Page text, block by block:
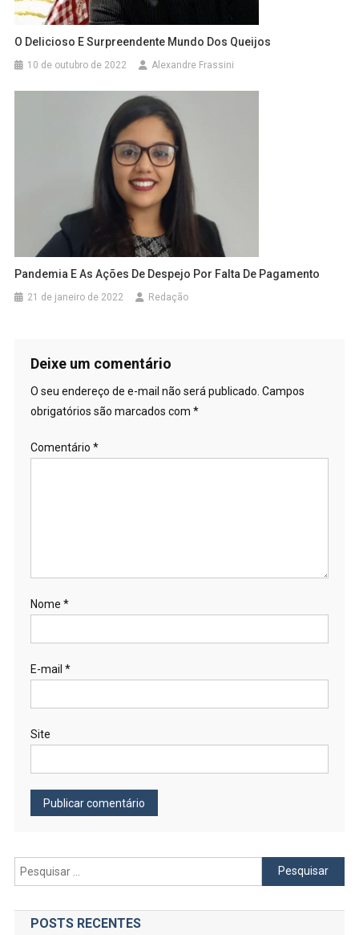
O Delicioso E Surpreendente Mundo Dos Queijos
10 de outubro de 2022 Alexandre Frassini
Pandemia E As Ações De Despejo Por Falta De Pagamento
21 de janeiro de 2022 Redação
Deixe um comentário
O seu endereço de e-mail não será publicado. Campos
obrigatórios são marcados com *
Comentário *
Nome *
E-mail *
Site
Pesquisar
por:
POSTS RECENTES